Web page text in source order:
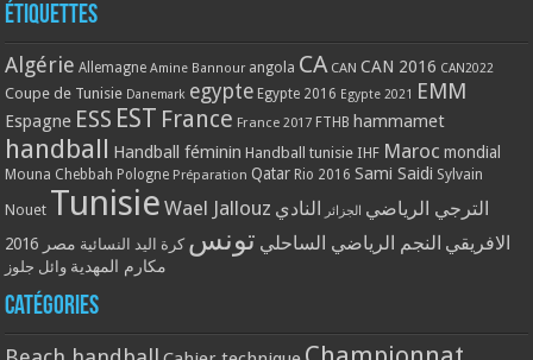
Étiquettes
Algérie Allemagne Amine Bannour angola CA CAN CAN 2016 CAN2022
Coupe de Tunisie Danemark egypte Egypte 2016 Egypte 2021 EMM
Espagne ESS EST France France 2017 FTHB hammamet
handball Handball féminin Handball tunisie IHF Maroc mondial
Mouna Chebbah Pologne Préparation Qatar Rio 2016 Sami Saidi Sylvain
Nouet Tunisie Wael Jallouz الترجي الرياضي الجزائر النادي
الافريقي النجم الرياضي الساحلي تونس كرة اليد النسائية مصر 2016
مكارم المهدية وائل جلوز
Catégories